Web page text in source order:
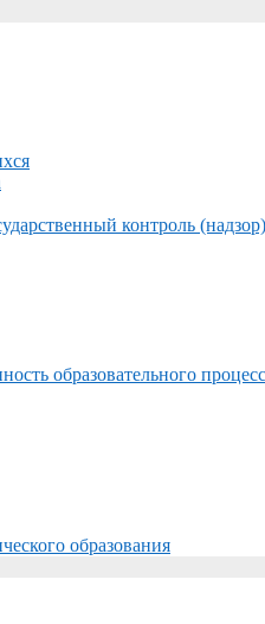
контроль
образовательного
образования